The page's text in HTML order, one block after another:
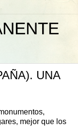
UNA
mejor que los